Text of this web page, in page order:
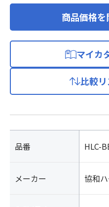
商品価格
マイカ
比較
品番 HLC-
メーカー 協和